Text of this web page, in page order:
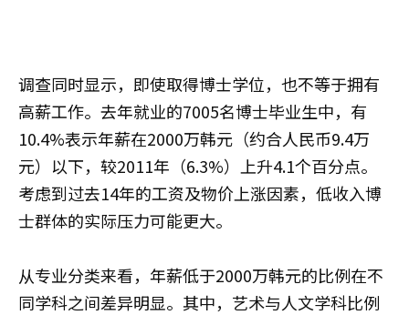
调查同时显示，即使取得博士学位，也不等于拥有
高薪工作。去年就业的7005名博士毕业生中，有
10.4%表示年薪在2000万韩元（约合人民币9.4万
元）以下，较2011年（6.3%）上升4.1个百分点。
考虑到过去14年的工资及物价上涨因素，低收入博
士群体的实际压力可能更大。
从专业分类来看，年薪低于2000万韩元的比例在不
同学科之间差异明显。其中，艺术与人文学科比例